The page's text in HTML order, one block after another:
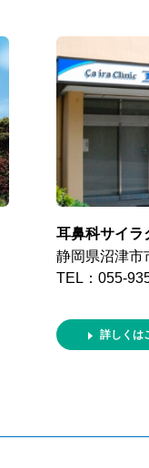
耳鼻科サイラ
静岡県沼津市
TEL：055-
詳しくは